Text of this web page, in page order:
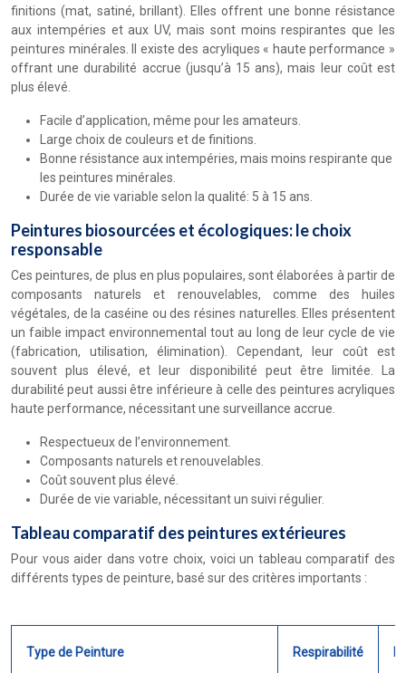
finitions (mat, satiné, brillant). Elles offrent une bonne résistance
aux intempéries et aux UV, mais sont moins respirantes que les
peintures minérales. Il existe des acryliques « haute performance »
offrant une durabilité accrue (jusqu’à 15 ans), mais leur coût est
plus élevé.
Facile d’application, même pour les amateurs.
Large choix de couleurs et de finitions.
Bonne résistance aux intempéries, mais moins respirante que
les peintures minérales.
Durée de vie variable selon la qualité: 5 à 15 ans.
Peintures biosourcées et écologiques: le choix
responsable
Ces peintures, de plus en plus populaires, sont élaborées à partir de
composants naturels et renouvelables, comme des huiles
végétales, de la caséine ou des résines naturelles. Elles présentent
un faible impact environnemental tout au long de leur cycle de vie
(fabrication, utilisation, élimination). Cependant, leur coût est
souvent plus élevé, et leur disponibilité peut être limitée. La
durabilité peut aussi être inférieure à celle des peintures acryliques
haute performance, nécessitant une surveillance accrue.
Respectueux de l’environnement.
Composants naturels et renouvelables.
Coût souvent plus élevé.
Durée de vie variable, nécessitant un suivi régulier.
Tableau comparatif des peintures extérieures
Pour vous aider dans votre choix, voici un tableau comparatif des
différents types de peinture, basé sur des critères importants :
Type de Peinture Respirabilité